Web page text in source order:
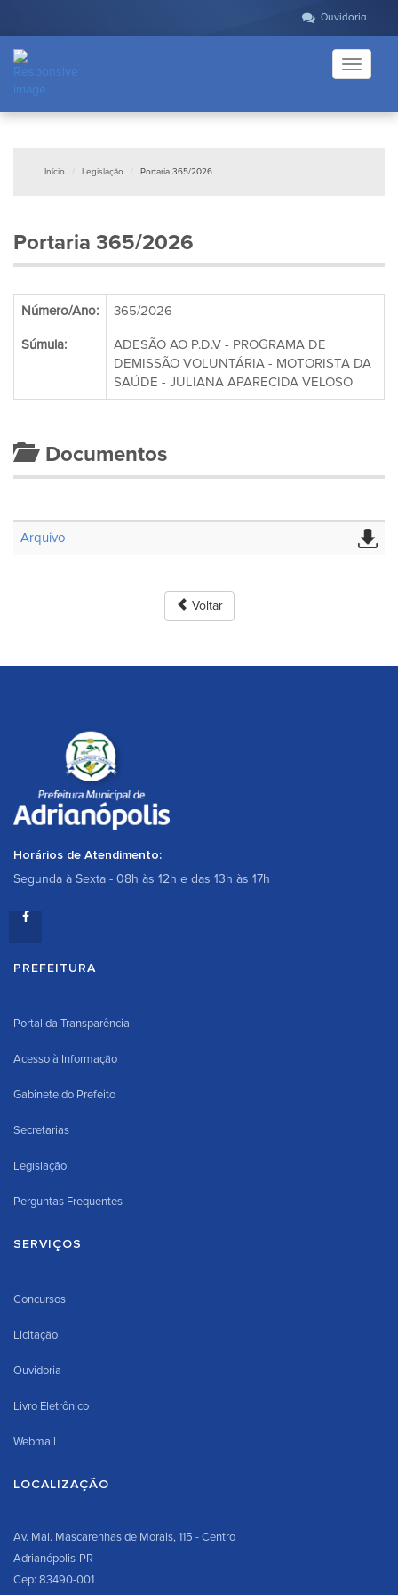
Ouvidoria
Toggle
Início Legislação Portaria 365/2026
Portaria 365/2026
Número/Ano: 365/2026
Súmula:
ADESÃO AO P.D.V - PROGRAMA DE
DEMISSÃO VOLUNTÁRIA - MOTORISTA DA
SAÚDE - JULIANA APARECIDA VELOSO
Documentos
Arquivo
Voltar
Horários de Atendimento:
Segunda à Sexta - 08h às 12h e das 13h às 17h
PREFEITURA
Portal da Transparência
Acesso à Informação
Gabinete do Prefeito
Secretarias
Legislação
Perguntas Frequentes
SERVIÇOS
Concursos
Licitação
Ouvidoria
Livro Eletrônico
Webmail
LOCALIZAÇÃO
Av. Mal. Mascarenhas de Morais, 115 - Centro
Adrianópolis-PR
Cep: 83490-001